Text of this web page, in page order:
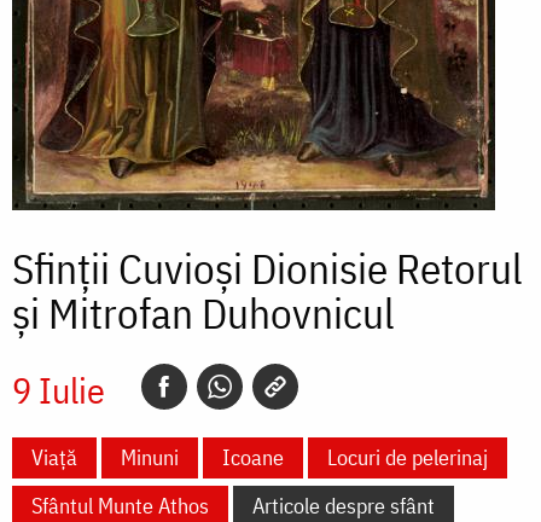
Sfinții Cuvioși Dionisie Retorul
și Mitrofan Duhovnicul
9 Iulie
Viață Minuni Icoane
Locuri de pelerinaj
Sfântul Munte Athos
Articole despre sfânt